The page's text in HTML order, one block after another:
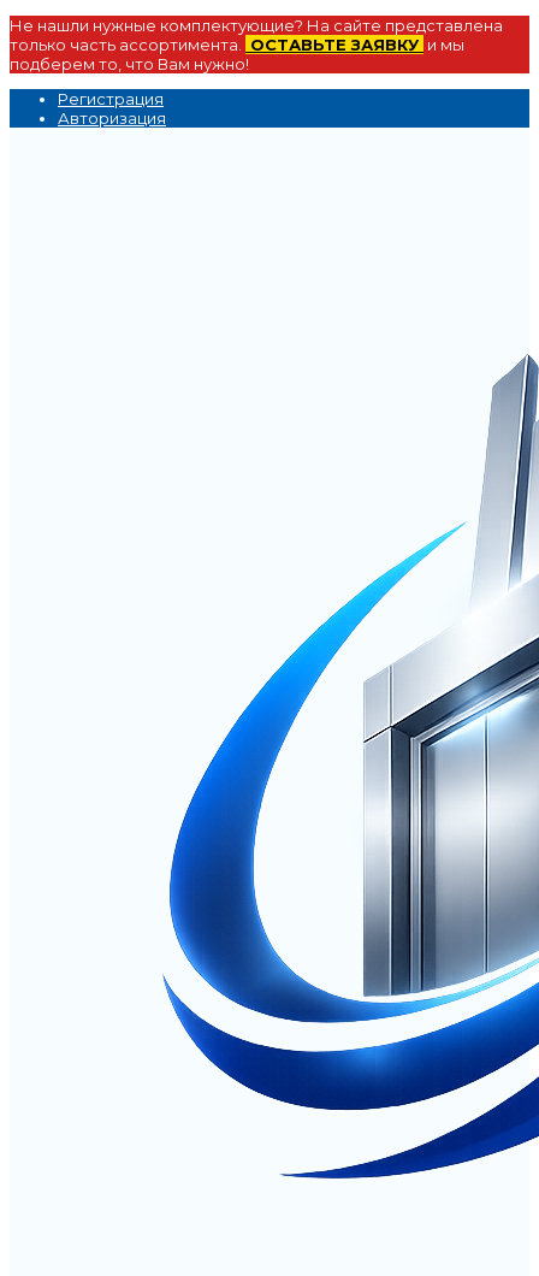
Не нашли нужные комплектующие? На сайте представлена
только часть ассортимента.
ОСТАВЬТЕ ЗАЯВКУ и мы
подберем то, что Вам нужно!
Регистрация
Авторизация